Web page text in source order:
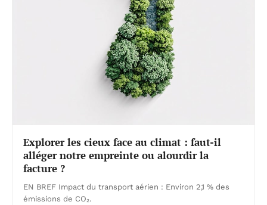
Explorer les cieux face au climat : faut-il
alléger notre empreinte ou alourdir la
facture ?
EN BREF Impact du transport aérien : Environ 2,1 % des
émissions de CO₂.